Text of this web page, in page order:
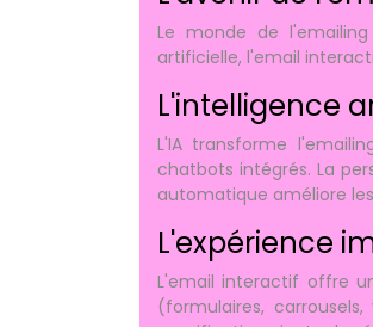
Le monde de
artificielle, l'email
L'intelligence
L'IA transforme
chatbots intégrés. La
automatique améliore
L'expérience
L'email interactif offre
(formulaires,